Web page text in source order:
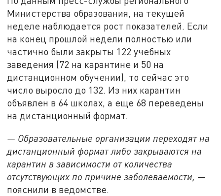
Министерства образования, на текущей
неделе наблюдается рост показателей. Если
на конец прошлой недели полностью или
частично были закрыты 122 учебных
заведения (72 на карантине и 50 на
дистанционном обучении), то сейчас это
число выросло до 132. Из них карантин
объявлен в 64 школах, а еще 68 переведены
на дистанционный формат.
— Образовательные организации переходят на
дистанционный формат либо закрываются на
карантин в зависимости от количества
отсутствующих по причине заболеваемости, —
пояснили в ведомстве.